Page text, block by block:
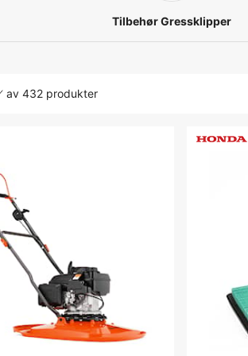
Tilbehør Gressklipper
av 432 produkter